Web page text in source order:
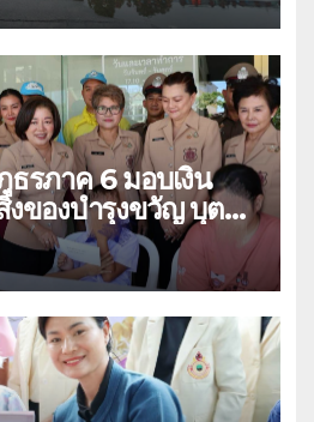
รภาค 6 มอบเงิน
งของบำรุงขวัญ บุตร-